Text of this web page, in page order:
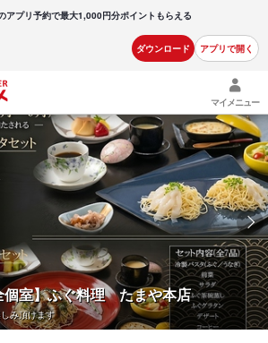
アプリ予約で最大1,000円分ポイントもらえる
ダウンロード アプリで開く
マイメニュー
個室】ふぐ料理 たまや本店
み頂けます